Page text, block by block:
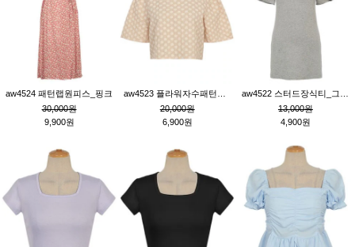
aw4524 패턴랩원피스_핑크
30,000원
9,900원
20,000원
6,900원
13,000원
4,900원